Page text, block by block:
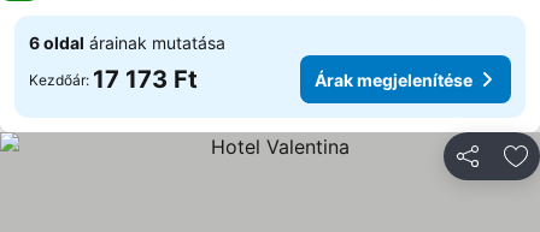
6 oldal árainak mutatása
Kezdőár: 17 173 Ft Árak megjelenítése